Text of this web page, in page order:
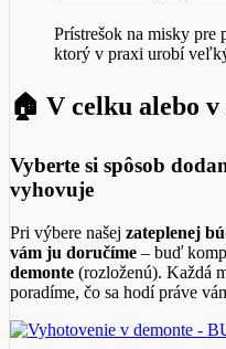
Prístrešok na misky pre
ktorý v praxi urobí
🏠 V celku alebo v
Vyberte si spôsob
vyhovuje
Pri výbere našej zateplenej
vám ju doručíme – buď
demonte (rozloženú). Každá
poradíme, čo sa hodí práve